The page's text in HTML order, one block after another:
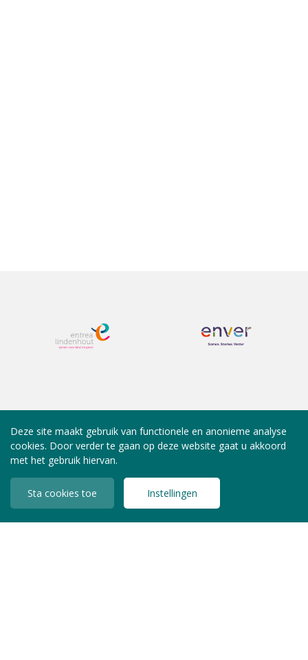
Deze site maakt gebruik van functionele en anonieme analyse
cookies. Door verder te gaan op deze website gaat u akkoord
met het gebruik hiervan.
Sta cookies toe Instellingen